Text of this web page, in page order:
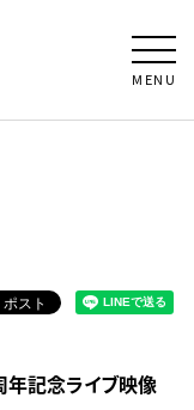
MENU
年記念ライブ映像